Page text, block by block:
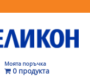
Моята поръчка
0 продукта